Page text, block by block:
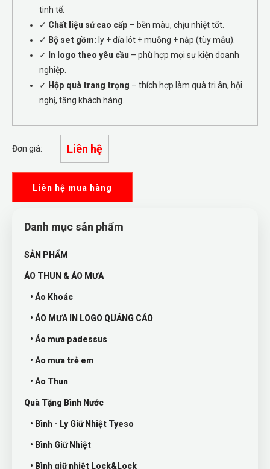
tinh tế.
✓ Chất liệu sứ cao cấp – bền màu, chịu nhiệt tốt.
✓ Bộ set gồm: ly + dĩa lót + muỗng + nắp (tùy mẫu).
✓ In logo theo yêu cầu– phù hợp mọi sự kiện doanh
nghiệp.
✓ Hộp quà trang trọng – thích hợp làm quà tri ân, hội
nghị, tặng khách hàng.
Đơn giá: Liên hệ
Liên hệ mua hàng
Danh mục sản phẩm
SẢN PHẨM
ÁO THUN & ÁO MƯA
• Áo Khoác
• ÁO MƯA IN LOGO QUẢNG CÁO
• Áo mưa padessus
• Áo mưa trẻ em
• Áo Thun
Quà Tặng Bình Nước
• Bình - Ly Giữ Nhiệt Tyeso
• Bình Giữ Nhiệt
• Bình giữ nhiệt Lock&Lock